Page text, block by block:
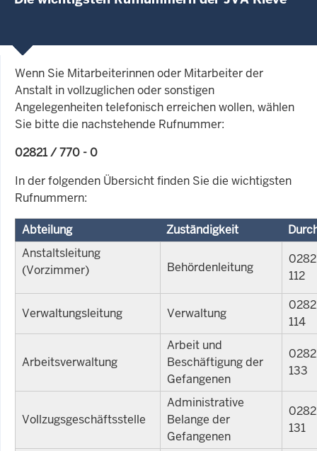
Wenn Sie Mitarbeiterinnen oder Mitarbeiter der
Anstalt in vollzuglichen oder sonstigen
Angelegenheiten telefonisch erreichen wollen, wählen
Sie bitte die nachstehende Rufnummer:
02821 / 770 - 0
In der folgenden Übersicht finden Sie die wichtigsten
Rufnummern:
Abteilung Zuständigkeit
Anstaltsleitung
(Vorzimmer)
Behördenleitung
112
Verwaltungsleitung Verwaltung
114
Arbeitsverwaltung
Arbeit und
Beschäftigung der
Gefangenen
133
Vollzugsgeschäftsstelle
Administrative
Belange der
Gefangenen
131